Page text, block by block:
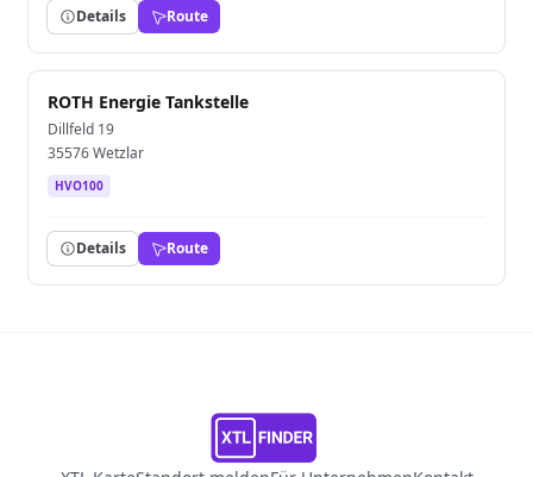
Details Route
ROTH Energie Tankstelle
Dillfeld 19
35576 Wetzlar
HVO100
Details Route